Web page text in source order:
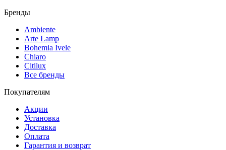
Бренды
Ambiente
Arte Lamp
Bohemia Ivele
Chiaro
Citilux
Все бренды
Покупателям
Акции
Установка
Доставка
Оплата
Гарантия и возврат